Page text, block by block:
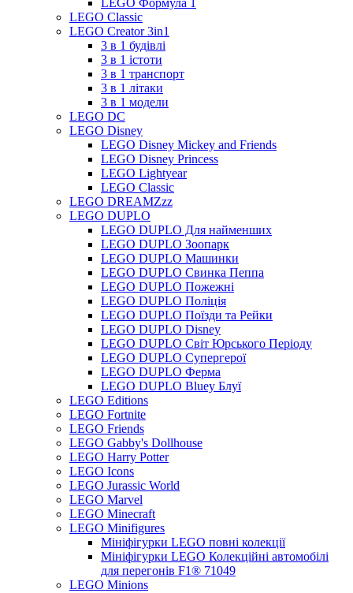
LEGO Формула 1
LEGO Classic
LEGO Creator 3in1
3 в 1 будівлі
3 в 1 істоти
3 в 1 транспорт
3 в 1 літаки
3 в 1 модели
LEGO DC
LEGO Disney
LEGO Disney Mickey and Friends
LEGO Disney Princess
LEGO Lightyear
LEGO Classic
LEGO DREAMZzz
LEGO DUPLO
LEGO DUPLO Для найменших
LEGO DUPLO Зоопарк
LEGO DUPLO Машинки
LEGO DUPLO Свинка Пеппа
LEGO DUPLO Пожежні
LEGO DUPLO Поліція
LEGO DUPLO Поїзди та Рейки
LEGO DUPLO Disney
LEGO DUPLO Світ Юрського Періоду
LEGO DUPLO Супергерої
LEGO DUPLO Ферма
LEGO DUPLO Bluey Блуї
LEGO Editions
LEGO Fortnite
LEGO Friends
LEGO Gabby's Dollhouse
LEGO Harry Potter
LEGO Icons
LEGO Jurassic World
LEGO Marvel
LEGO Minecraft
LEGO Minifigures
Мініфігурки LEGO повні колекції
Мініфігурки LEGO Колекційні автомобілі
для перегонів F1® 71049
LEGO Minions